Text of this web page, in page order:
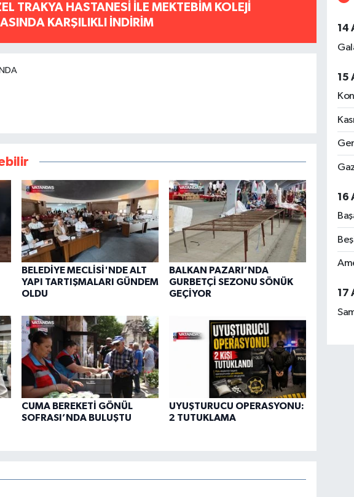
TRAKYA HASTANESİ İLE MEKTEBİM KOLEJİ
KARŞILIKLI İNDİRİM
BELEDİYE MECLİSİ'NDE ALT
YAPI TARTIŞMALARI GÜNDEM
OLDU
BALKAN PAZARI’NDA
GURBETÇİ SEZONU SÖNÜK
GEÇİYOR
CUMA BEREKETİ GÖNÜL
SOFRASI’NDA BULUŞTU
UYUŞTURUCU OPERASYONU:
2 TUTUKLAMA
14
15
16
17